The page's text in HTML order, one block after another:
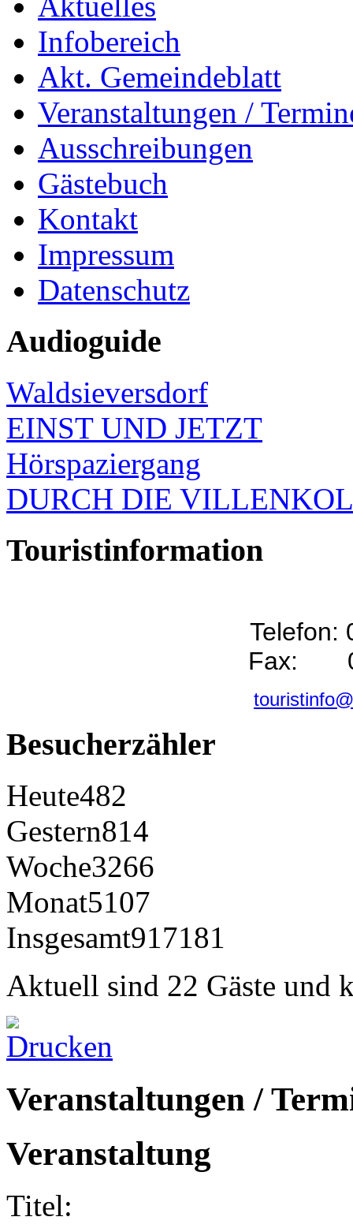
Infobereich
Akt. Gemeindeblatt
Veranstaltungen /
Ausschreibungen
Gästebuch
Kontakt
Impressum
Datenschutz
Audioguide
Waldsieversdorf
EINST UND JETZT
Hörspaziergang
DURCH DIE
Touristinformation
Telefon:
Fax:
Besucherzähler
Heute482
Gestern814
Woche3266
Monat5107
Insgesamt917181
Aktuell sind 22 Gäste und
Veranstaltungen /
Veranstaltung
Titel: